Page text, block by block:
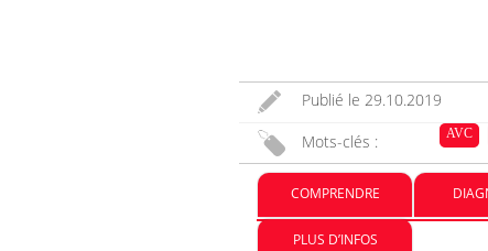
Publié le 29.10.2019
Mots-clés :
AVC
COMPRENDRE
PLUS D’INFOS